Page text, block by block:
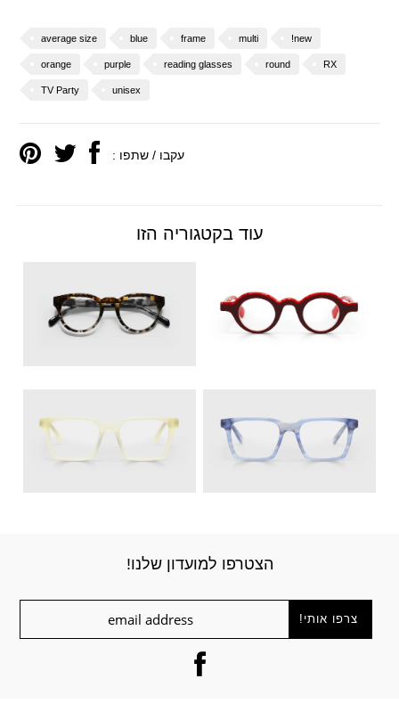
average size blue frame multi new!
orange purple reading glasses round RX
TV Party unisex
עקבו / שתפו :
עוד בקטגוריה הזו
הצטרפו למועדון שלנו!